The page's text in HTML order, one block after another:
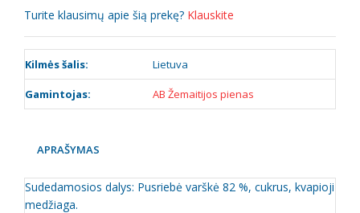
Turite klausimų apie šią prekę? Klauskite
Kilmės šalis: Lietuva
Gamintojas: AB Žemaitijos pienas
APRAŠYMAS
Sudedamosios dalys: Pusriebė varškė 82 %, cukrus, kvapioji
medžiaga.